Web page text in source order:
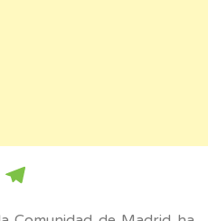
LinkedIn